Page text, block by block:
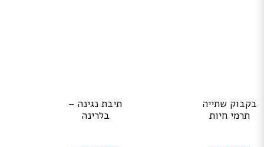
בקבוק שתייה
תרמי חיות
תיבת נגינה –
בלרינה